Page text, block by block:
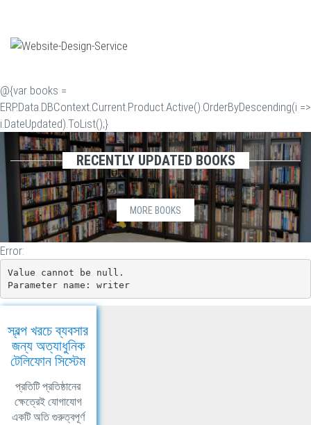
@{var books =
ERP.Data.DBContext.Current.Product.Active().OrderByDescending(i =>
i.DateUpdated).ToList();}
RECENTLY UPDATED BOOKS
MORE BOOKS
Error:
Value cannot be null.
Parameter name: writer
স্বল্প খরচে ব্যবসার
জন্য অত্যাধুনিক
টেলিফোন সিস্টেম
প্রতিটি প্রতিষ্ঠানের
ক্ষেত্রেই যোগাযোগ
একটি অতি গুরুত্বপূর্ণ